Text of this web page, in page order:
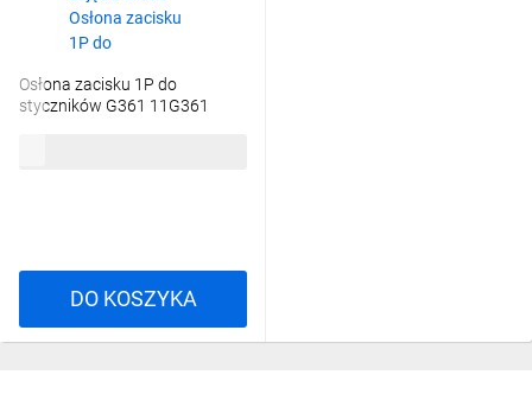
Osłona zacisku 1P do
styczników G361 11G361
DO KOSZYKA